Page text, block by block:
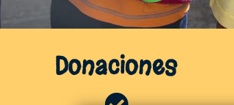
Donaciones